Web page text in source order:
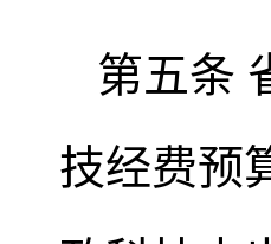
第五条
技经费预